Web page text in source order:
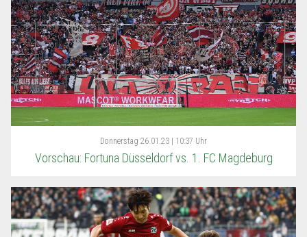
Donnerstag 26.01.23 | 10:37 Uhr
Vorschau: Fortuna Düsseldorf vs. 1. FC Magdeburg